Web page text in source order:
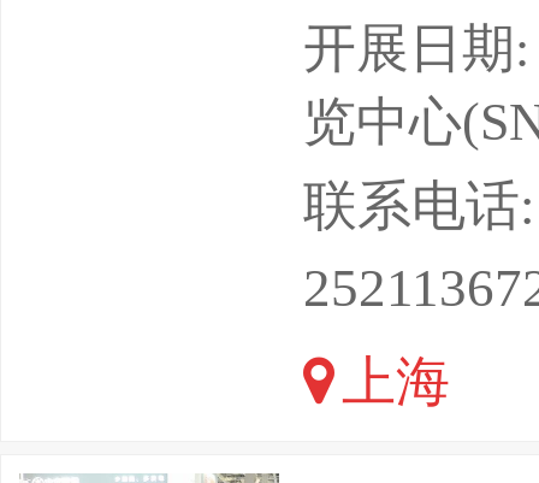
办：
近年来
设、能
成材料
合土工
材料等
开展日期
览中心
联系电话
上海